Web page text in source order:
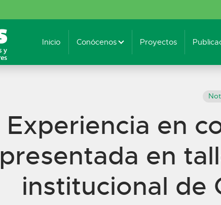
Inicio Conócenos Proyectos
Experiencia en
presentada en
institucional de